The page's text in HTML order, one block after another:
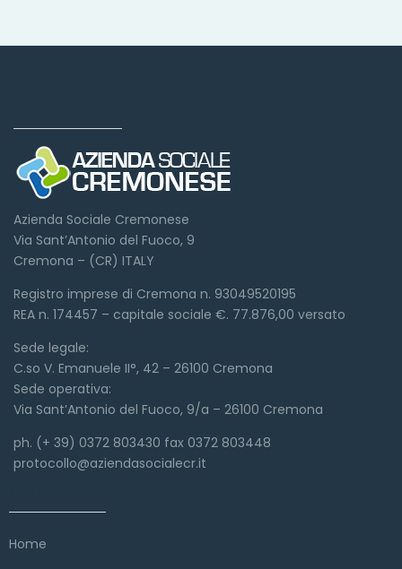
Azienda Sociale Cremonese
Via Sant’Antonio del Fuoco, 9
Cremona – (CR) ITALY
Registro imprese di Cremona n. 93049520195
REA n. 174457 – capitale sociale €. 77.876,00 versato
Sede legale:
C.so V. Emanuele II°, 42 – 26100 Cremona
Sede operativa:
Via Sant’Antonio del Fuoco, 9/a – 26100 Cremona
ph. (+ 39) 0372 803430 fax 0372 803448
protocollo@aziendasocialecr.it
Home